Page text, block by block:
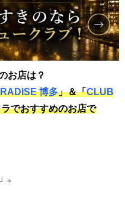
お店は？
博多」＆「CLUB
でおすすめのお店で
。